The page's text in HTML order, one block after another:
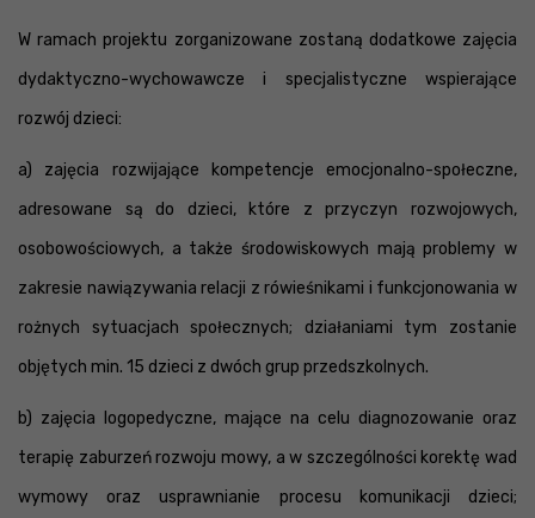
W ramach projektu zorganizowane zostaną dodatkowe zajęcia
dydaktyczno-wychowawcze i specjalistyczne wspierające
rozwój dzieci:
a) zajęcia rozwijające kompetencje emocjonalno-społeczne,
adresowane są do dzieci, które z przyczyn rozwojowych,
osobowościowych, a także środowiskowych mają problemy w
zakresie nawiązywania relacji z rówieśnikami i funkcjonowania w
rożnych sytuacjach społecznych; działaniami tym zostanie
objętych min. 15 dzieci z dwóch grup przedszkolnych.
b) zajęcia logopedyczne, mające na celu diagnozowanie oraz
terapię zaburzeń rozwoju mowy, a w szczególności korektę wad
wymowy oraz usprawnianie procesu komunikacji dzieci;